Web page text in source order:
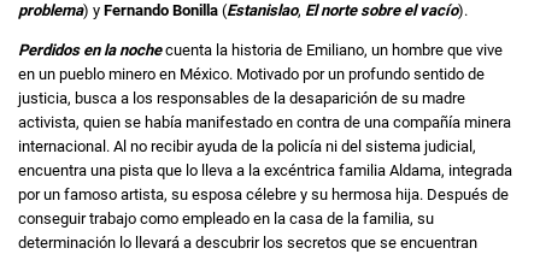
problema) y Fernando Bonilla (Estanislao, El norte sobre el vacío).
Perdidos en la nochecuenta la historia de Emiliano, un hombre que vive
en un pueblo minero en México. Motivado por un profundo sentido de
justicia, busca a los responsables de la desaparición de su madre
activista, quien se había manifestado en contra de una compañía minera
internacional. Al no recibir ayuda de la policía ni del sistema judicial,
encuentra una pista que lo lleva a la excéntrica familia Aldama, integrada
por un famoso artista, su esposa célebre y su hermosa hija. Después de
conseguir trabajo como empleado en la casa de la familia, su
determinación lo llevará a descubrir los secretos que se encuentran